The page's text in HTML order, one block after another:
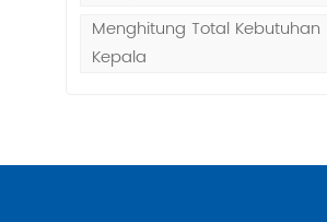
Menghitung Total Kebutuhan
Kepala